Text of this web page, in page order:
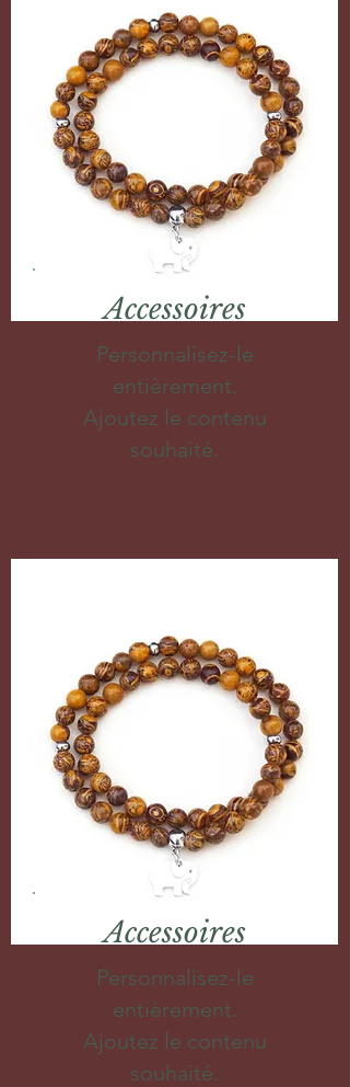
Accessoires
Personnalisez-le
entièrement.
Ajoutez le contenu
souhaité.
Accessoires
Personnalisez-le
entièrement.
Ajoutez le contenu
souhaité.